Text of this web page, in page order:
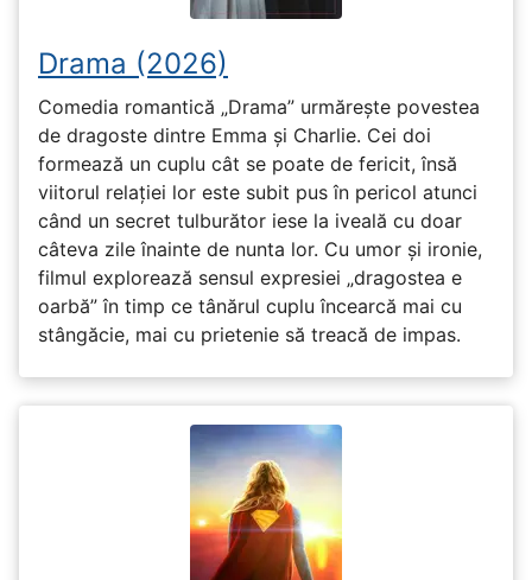
Drama (2026)
Comedia romantică „Drama” urmărește povestea
de dragoste dintre Emma și Charlie. Cei doi
formează un cuplu cât se poate de fericit, însă
viitorul relației lor este subit pus în pericol atunci
când un secret tulburător iese la iveală cu doar
câteva zile înainte de nunta lor. Cu umor și ironie,
filmul explorează sensul expresiei „dragostea e
oarbă” în timp ce tânărul cuplu încearcă mai cu
stângăcie, mai cu prietenie să treacă de impas.